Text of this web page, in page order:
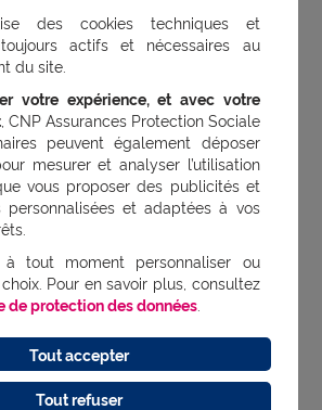
vous accompagne
en protection santé,
offres modulables et des
adaptées.
prendre un
alimentaire, il
de consulter
de santé
des cookies techniques et
actifs et nécessaires au
du site.
votre expérience, et avec votre
, CNP Assurances Protection Sociale
peuvent également déposer
mesurer et analyser l’utilisation
vous proposer des publicités et
personnalisées et adaptées à vos
à tout moment personnaliser ou
Pour en savoir plus, consultez
de protection des données.
Tout refuser
Tout accepter